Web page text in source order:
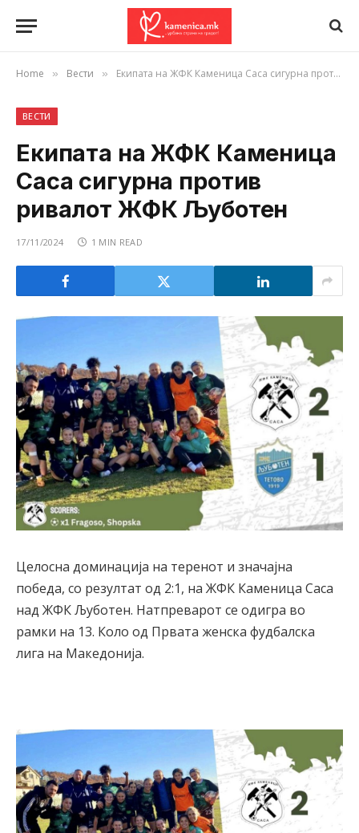
Home » Вести » Екипата на ЖФК Каменица Саса сигурна против ривалот ЖФК Љуботен
ВЕСТИ
Екипата на ЖФК Каменица
Саса сигурна против
ривалот ЖФК Љуботен
17/11/2024 1 MIN READ
Целосна доминација на теренот и значајна
победа, со резултат од 2:1, на ЖФК Каменица Саса
над ЖФК Љуботен. Натпреварот се одигра во
рамки на 13. Коло од Првата женска фудбалска
лига на Македонија.